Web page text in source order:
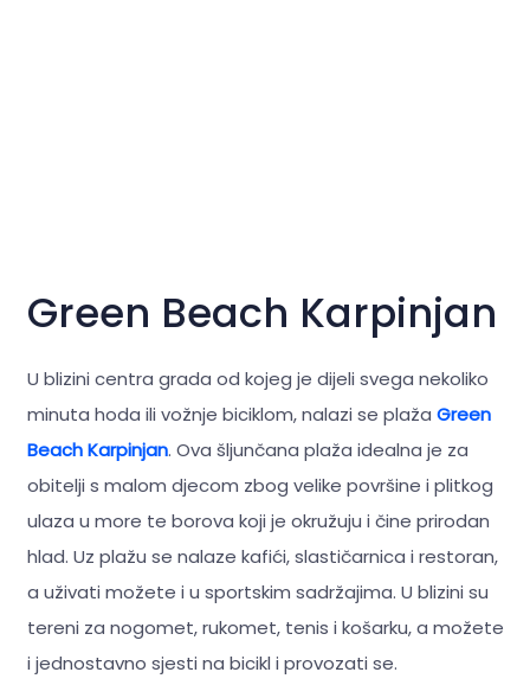
Green Beach Karpinjan
U blizini centra grada od kojeg je dijeli svega nekoliko
minuta hoda ili vožnje biciklom, nalazi se plaža Green
Beach Karpinjan. Ova šljunčana plaža idealna je za
obitelji s malom djecom zbog velike površine i plitkog
ulaza u more te borova koji je okružuju i čine prirodan
hlad. Uz plažu se nalaze kafići, slastičarnica i restoran,
a uživati možete i u sportskim sadržajima. U blizini su
tereni za nogomet, rukomet, tenis i košarku, a možete
i jednostavno sjesti na bicikl i provozati se.